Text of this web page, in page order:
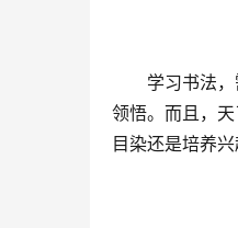
学习书法
领悟。而且，
目染还是培养